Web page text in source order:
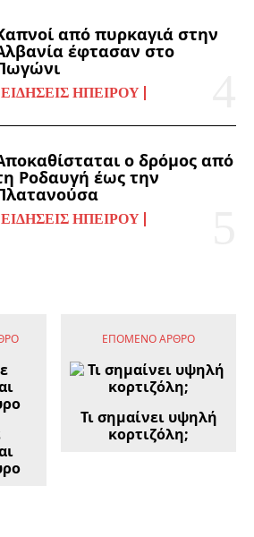
από πυρκαγιά στην
έφτασαν στο
ΕΙΔΉΣΕΙΣ ΗΠΕΊΡΟΥ
ο δρόμος από
Ροδαυγή έως την
ΕΙΔΉΣΕΙΣ ΗΠΕΊΡΟΥ
ΕΠΌΜΕΝΟ ΆΡΘΡΟ
Τι σημαίνει υψηλή
κορτιζόλη;